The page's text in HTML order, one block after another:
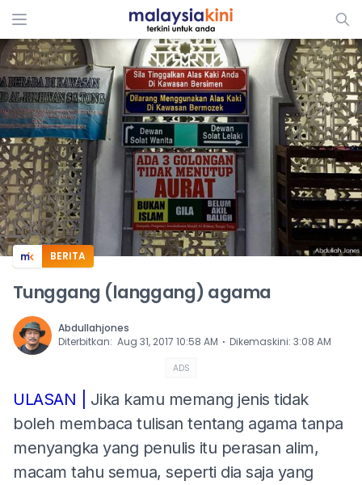
ADS
BERITA
Tunggang (langgang) agama
Abdullahjones
Diterbitkan: Aug 31, 2017 10:58 AM ⋅ Dikemaskini: 3:08 AM
ADS
ULASAN | Jika kamu memang jenis tidak
boleh membaca tulisan tentang agama tanpa
menyangka yang penulis itu perasan alim,
macam tahu semua, seperti dia saja yang